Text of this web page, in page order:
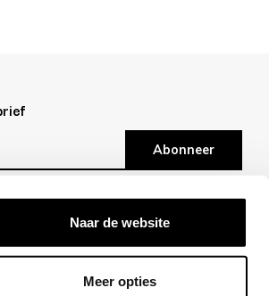
Naar de website
Meer opties
Abonneer
-klantbeoordelingen